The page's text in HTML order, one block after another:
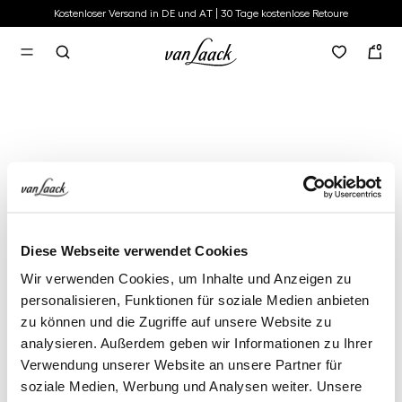
Diese Webseite verwendet Cookies
Wir verwenden Cookies, um Inhalte und Anzeigen zu
personalisieren, Funktionen für soziale Medien anbieten
zu können und die Zugriffe auf unsere Website zu
analysieren. Außerdem geben wir Informationen zu Ihrer
Verwendung unserer Website an unsere Partner für
soziale Medien, Werbung und Analysen weiter. Unsere
springenKostenloser Versand in DE und AT | 30 Tage kostenlose Retoure
0